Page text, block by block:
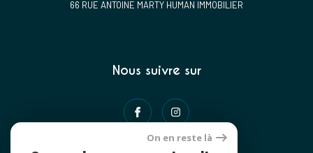
66 RUE ANTOINE MARTY HUMAN IMMOBILIER
Nous suivre sur
On en reste là